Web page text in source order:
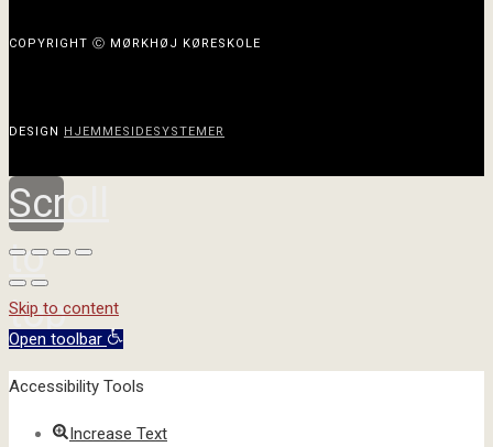
COPYRIGHT Ⓒ MØRKHØJ KØRESKOLE
DESIGN HJEMMESIDESYSTEMER
Scroll
to
top
Skip to content
Open toolbar
Accessibility Tools
Increase Text